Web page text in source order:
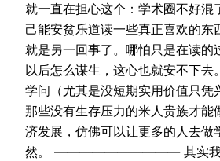
就一直在担心这个：学术圈不好混
己能安贫乐道读一些真正喜欢的东
就是另一回事了。哪怕只是在读的
以后怎么谋生，这心也就安不下去
学问（尤其是没短期实用价值只凭
那些没有生存压力的米人贵族才能
济发展，仿佛可以让更多的人去做
然。 —————————— 其实我也